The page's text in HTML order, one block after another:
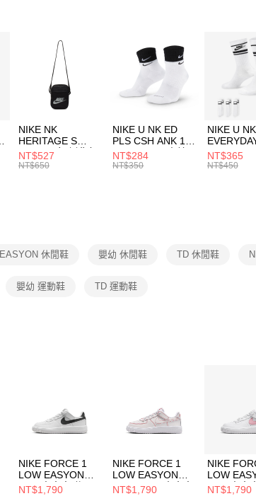
３．安心：先確認商品／服務後，再
【「AFTEE先享後付」結帳流程】
１．於結帳方式選擇「AFTEE先享
付」結帳頁面，進行簡訊認證並確認
２．訂單成立數日內，您將收到繳費
３．收到繳費通知簡訊後14天內，
／ATM／網路銀行／等多元方式進
※ 請注意：結帳手續完成當下不需
絡購買商品的店家。未經商家同意取
先享後付繳納相關費用。
１．透過由恩沛科技股份有限公司
交易，需依本服務之必要範圍內提
２．關於個人資料處理事宜，請瀏覽
每筆NT$100，滿NT$1,500(含以
每筆NT$100，滿NT$1,500(含以
NIKE NK
HERITAGE S
SMIT 男女 側背包
BA5871010
NT$527
NT$650
NIKE U NK ED
PLS CSH ANK 1P
144 DBL 男 中統
襪 DH4058104
NT$284
NT$350
NIKE U
男女 短統襪
NT$365
NT$450
EASYON 休閒鞋 嬰幼 休閒鞋 TD 休閒鞋
嬰幼 運動鞋 TD 運動鞋
NIKE FORCE 1
LOW EASYON
(PS) 中大童 休閒
NT$1,790
NIKE FORCE 1
LOW EASYON
LV8 1 (PS) 中大童
NT$1,790
NIKE
LOW
(PS) 中大
NT$1,790